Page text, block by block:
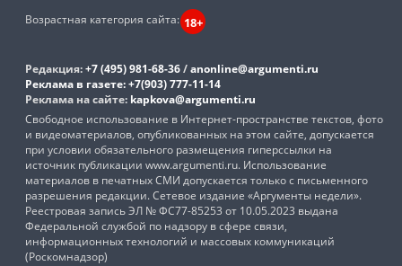
Возрастная категория сайта: 18+
Редакция:+7 (495) 981-68-36/anonline@argumenti.ru
Реклама в газете:+7(903) 777-11-14
Реклама на сайте: kapkova@argumenti.ru
Свободное использование в Интернет-пространстве текстов, фото
и видеоматериалов, опубликованных на этом сайте, допускается
при условии обязательного размещения гиперссылки на
источник публикации www.argumenti.ru. Использование
материалов в печатных СМИ допускается только с письменного
разрешения редакции. Сетевое издание «Аргументы недели».
Реестровая запись ЭЛ № ФС77-85253 от 10.05.2023 выдана
Федеральной службой по надзору в сфере связи,
информационных технологий и массовых коммуникаций
(Роскомнадзор)